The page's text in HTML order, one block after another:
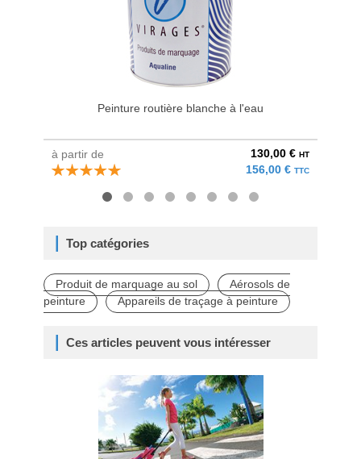
Peinture routière blanche à l'eau
à partir de 130,00 € HT
156,00 € TTC
Top catégories
Produit de marquage au sol
Aérosols de
peinture
Appareils de traçage à peinture
Ces articles peuvent vous intéresser